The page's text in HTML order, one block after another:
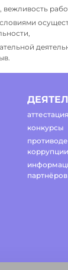
аттестация
конкурсы
коррупции
партнёров